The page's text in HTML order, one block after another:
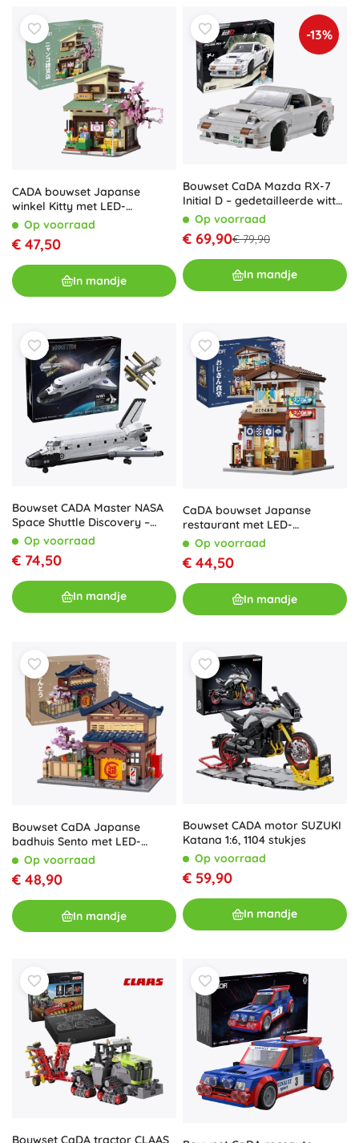
CADA bouwset Japanse
winkel Kitty met LED-
verlichting, 921 stukjes
Op voorraad
€ 47,50
In mandje
-13%
Bouwset CaDA Mazda RX-7
Initial D – gedetailleerde witte
sportwagen, 1552 stukjes
Op voorraad
€ 69,90€ 79,90
In mandje
Bouwset CADA Master NASA
Space Shuttle Discovery –
spaceshuttle, 1827 stukken
Op voorraad
€ 74,50
In mandje
CaDA bouwset Japanse
restaurant met LED-
verlichting, 861 stukjes
Op voorraad
€ 44,50
In mandje
Bouwset CaDA Japanse
badhuis Sento met LED-
verlichting, 1249 stukjes
Op voorraad
€ 48,90
In mandje
Bouwset CADA motor SUZUKI
Katana 1:6, 1104 stukjes
Op voorraad
€ 59,90
In mandje
Bouwset CaDA tractor CLAAS